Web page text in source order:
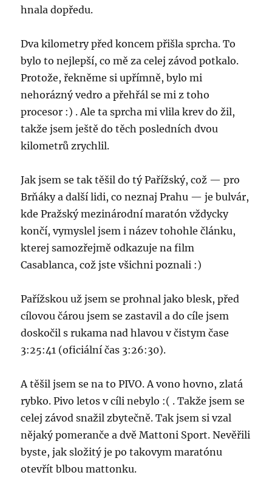
hnala dopředu.
Dva kilometry před koncem přišla sprcha. To
bylo to nejlepší, co mě za celej závod potkalo.
Protože, řekněme si upřímně, bylo mi
nehorázný vedro a přehřál se mi z toho
procesor :) . Ale ta sprcha mi vlila krev do žil,
takže jsem ještě do těch posledních dvou
kilometrů zrychlil.
Jak jsem se tak těšil do tý Pařížský, což — pro
Brňáky a další lidi, co neznaj Prahu — je bulvár,
kde Pražský mezinárodní maratón vždycky
končí, vymyslel jsem i název tohohle článku,
kterej samozřejmě odkazuje na film
Casablanca, což jste všichni poznali :)
Pařížskou už jsem se prohnal jako blesk, před
cílovou čárou jsem se zastavil a do cíle jsem
doskočil s rukama nad hlavou v čistym čase
3:25:41 (oficiální čas 3:26:30).
A těšil jsem se na to PIVO. A vono hovno, zlatá
rybko. Pivo letos v cíli nebylo :( . Takže jsem se
celej závod snažil zbytečně. Tak jsem si vzal
nějaký pomeranče a dvě Mattoni Sport. Nevěřili
byste, jak složitý je po takovym maratónu
otevřít blbou mattonku.